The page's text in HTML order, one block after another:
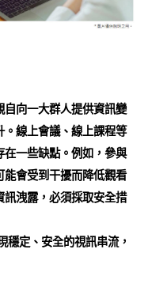
自向一大群人提供資訊變
線上會議、線上課程等
一些缺點。例如，參與
會受到干擾而降低觀看
洩露，必須採取安全措
穩定、安全的視訊串流，